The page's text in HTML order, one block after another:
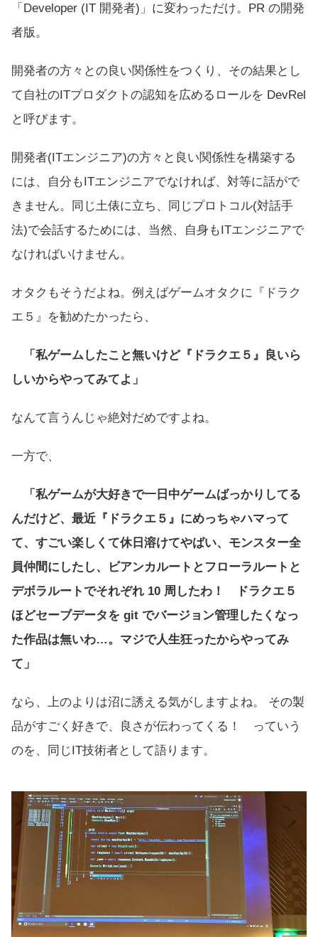
「Developer (IT 開発者)」に変わっただけ。PR の開発
者版。
開発者の方々との良い関係性をつくり、その結果とし
て自社のITプロダクトの認知を広めるロールを DevRel
と呼びます。
開発者(ITエンジニア)の方々と良い関係性を構築する
には、自分もITエンジニアでなければ、対等に話がで
きません。同じ土俵に立ち、同じプロトコル(対話手
法)で会話するためには、当然、自身もITエンジニアで
なければいけません。
オタクもそうだよね。例えばゲームオタクに『ドラク
エ５』を勧めたかったら、
「私ゲームしたこと無いけど『ドラクエ５』良いら
しいからやってみてよ」
なんて言うんじゃ絶対だめですよね。
一方で、
「私ゲームが大好きで一日中ゲームばっかりしてる
んだけど、最近『ドラクエ５』にめっちゃハマって
て、すごい楽しくて休日溶けてやばい、モンスター全
員仲間にしたし、ビアンカルートとフローラルートと
デボラルートでそれぞれ 10 周したわ！ ドラクエ５
ほどセーブデータを git でバージョン管理したくなっ
た作品は無いわ…。マジで人生狂ったからやってみ
て」
なら、上のよりは沼に誘える気がしますよね。 その製
品がすごく好きで、良さが伝わってくる！ っていう
のを、同じIT技術者として語ります。